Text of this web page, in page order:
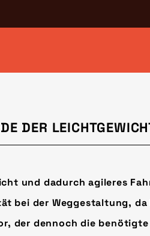
DER
und dadurch agileres
bei der Weggestaltung,
der dennoch die